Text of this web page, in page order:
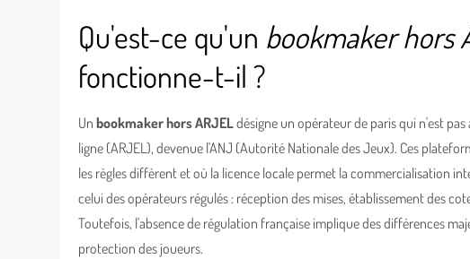
Qu'est-ce qu'un bookmaker hors
fonctionne-t-il ?
Unbookmaker hors ARJELdésigne un opérateur de paris qui n'est
ligne (ARJEL), devenue l'ANJ (Autorité Nationale des Jeux). Ces
les règles diffèrent et où la licence locale permet la commercialisation
celui des opérateurs régulés : réception des mises, établissement des
Toutefois, l'absence de régulation française implique des différences
protection des joueurs.